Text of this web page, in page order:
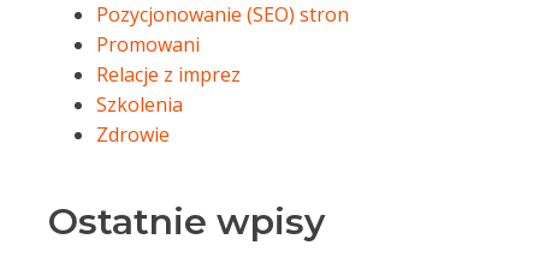
Pozycjonowanie (SEO) stron
Promowani
Relacje z imprez
Szkolenia
Zdrowie
Ostatnie wpisy